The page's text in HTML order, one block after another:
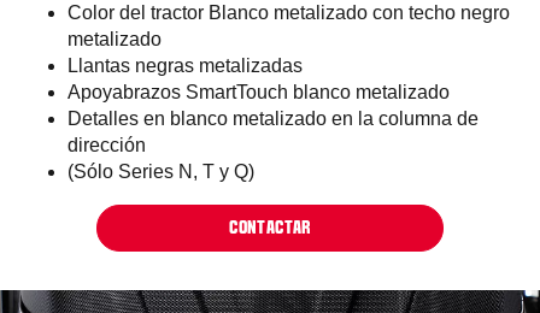
Color del tractor Blanco metalizado con techo negro
metalizado
Llantas negras metalizadas
Apoyabrazos SmartTouch blanco metalizado
Detalles en blanco metalizado en la columna de
dirección
(Sólo Series N, T y Q)
CONTACTAR